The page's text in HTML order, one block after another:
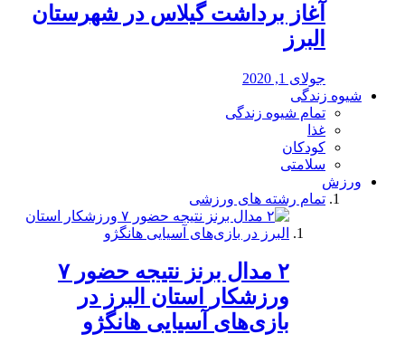
آغاز برداشت گیلاس در شهرستان
البرز
جولای 1, 2020
شیوه زندگی
تمام شیوه زندگی
غذا
کودکان
سلامتی
ورزش
تمام رشته های ورزشی
۲ مدال برنز نتیجه حضور ۷
ورزشکار استان البرز در
بازی‌های آسیایی هانگژو